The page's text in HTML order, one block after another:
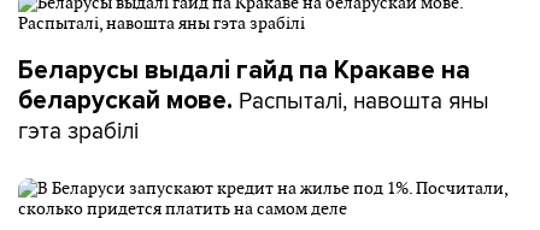
Беларусы выдалі гайд па Кракаве на
беларускай мове. Распыталі, навошта яны
гэта зрабілі